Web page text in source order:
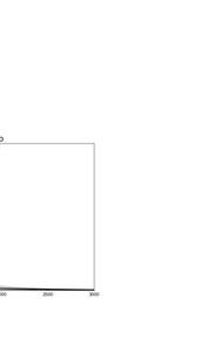
Attribuzione 4.0